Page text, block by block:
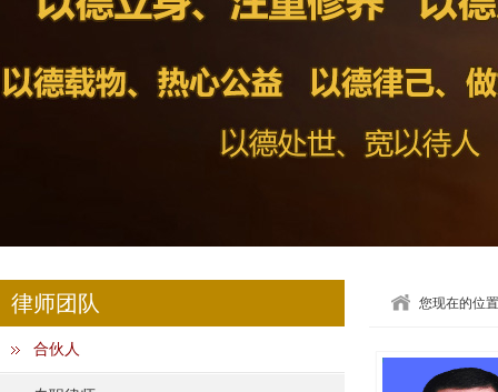
律师团队
合伙人
您现在的位